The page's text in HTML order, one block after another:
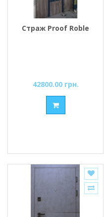
Страж Proof Roble
42800.00 грн.